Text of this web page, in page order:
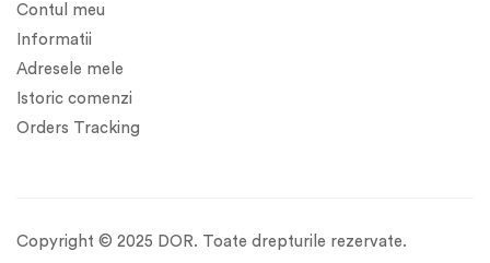
Contul meu
Informatii
Adresele mele
Istoric comenzi
Orders Tracking
Copyright © 2025 DOR. Toate drepturile rezervate.